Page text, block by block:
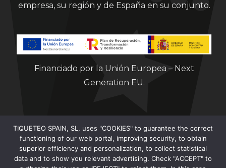
empresa, su región y de España en su conjunto.
Financiado por la Unión Europea – Next
Generation EU.
TIQUETEO SPAIN, SL, uses "COOKIES" to guarantee the correct
functioning of our web portal, improving security, to obtain
superior efficiency and personalization, to collect statistical
data and to show you relevant advertising. Check "ACCEPT" to